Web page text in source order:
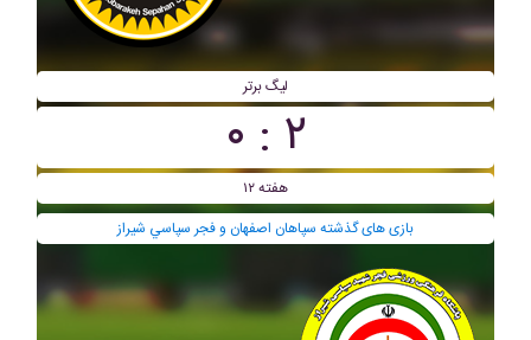
لیگ برتر
۲ : ۰
هفته ۱۲
بازی های گذشته سپاهان اصفهان و فجر سپاسي شیراز